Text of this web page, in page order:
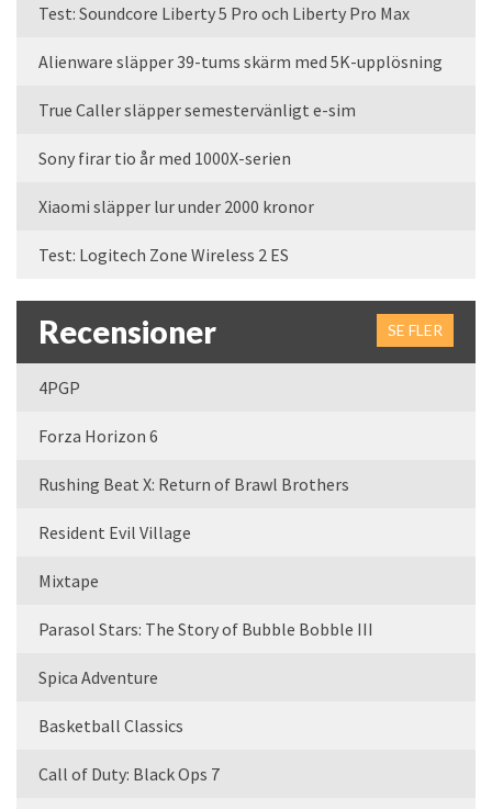
Test: Soundcore Liberty 5 Pro och Liberty Pro Max
Alienware släpper 39-tums skärm med 5K-upplösning
True Caller släpper semestervänligt e-sim
Sony firar tio år med 1000X-serien
Xiaomi släpper lur under 2000 kronor
Test: Logitech Zone Wireless 2 ES
Recensioner SE FLER
4PGP
Forza Horizon 6
Rushing Beat X: Return of Brawl Brothers
Resident Evil Village
Mixtape
Parasol Stars: The Story of Bubble Bobble III
Spica Adventure
Basketball Classics
Call of Duty: Black Ops 7